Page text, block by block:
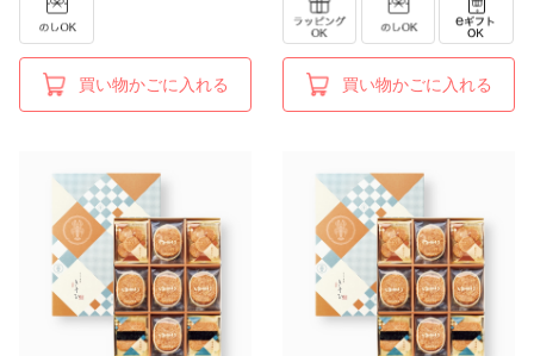
買い物かごに入れる 買い物かごに入れる